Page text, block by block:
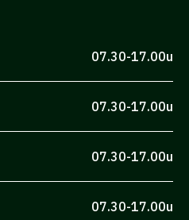
07.30-17.00u
07.30-17.00u
07.30-17.00u
07.30-17.00u